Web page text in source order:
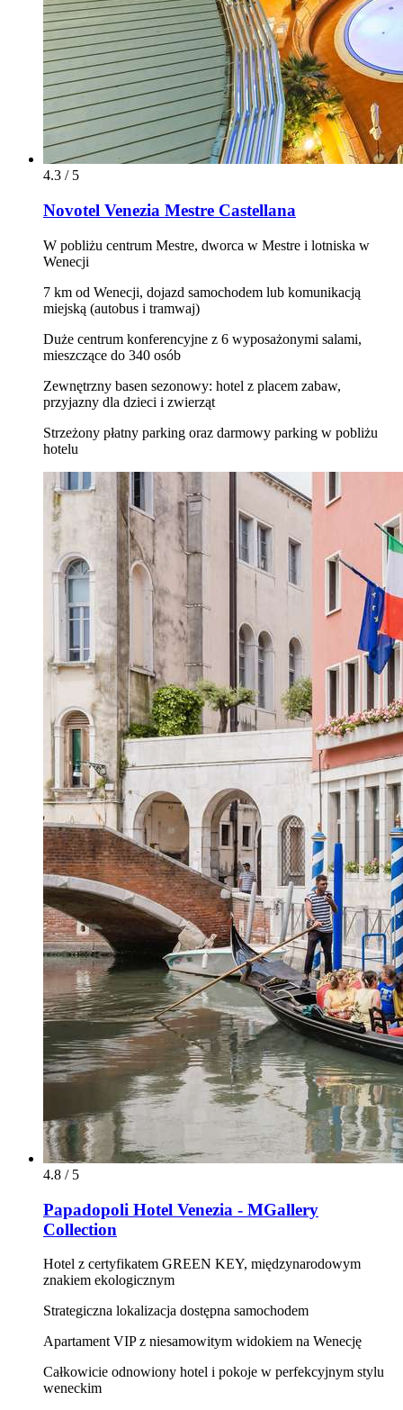
4.3 / 5
Novotel Venezia Mestre Castellana
W pobliżu centrum Mestre, dworca w Mestre i lotniska w
Wenecji
7 km od Wenecji, dojazd samochodem lub komunikacją
miejską (autobus i tramwaj)
Duże centrum konferencyjne z 6 wyposażonymi salami,
mieszczące do 340 osób
Zewnętrzny basen sezonowy: hotel z placem zabaw,
przyjazny dla dzieci i zwierząt
Strzeżony płatny parking oraz darmowy parking w pobliżu
hotelu
4.8 / 5
Papadopoli Hotel Venezia - MGallery
Collection
Hotel z certyfikatem GREEN KEY, międzynarodowym
znakiem ekologicznym
Strategiczna lokalizacja dostępna samochodem
Apartament VIP z niesamowitym widokiem na Wenecję
Całkowicie odnowiony hotel i pokoje w perfekcyjnym stylu
weneckim